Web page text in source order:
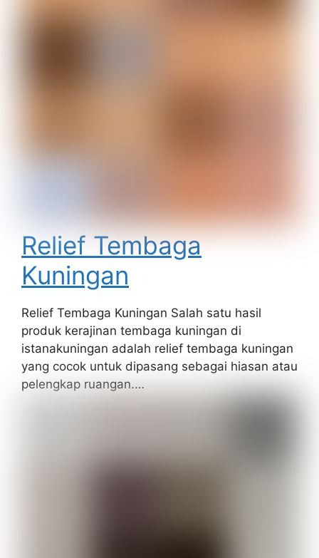
Relief Tembaga
Kuningan
Relief Tembaga Kuningan Salah satu hasil
produk kerajinan tembaga kuningan di
istanakuningan adalah relief tembaga kuningan
yang cocok untuk dipasang sebagai hiasan atau
pelengkap ruangan.…